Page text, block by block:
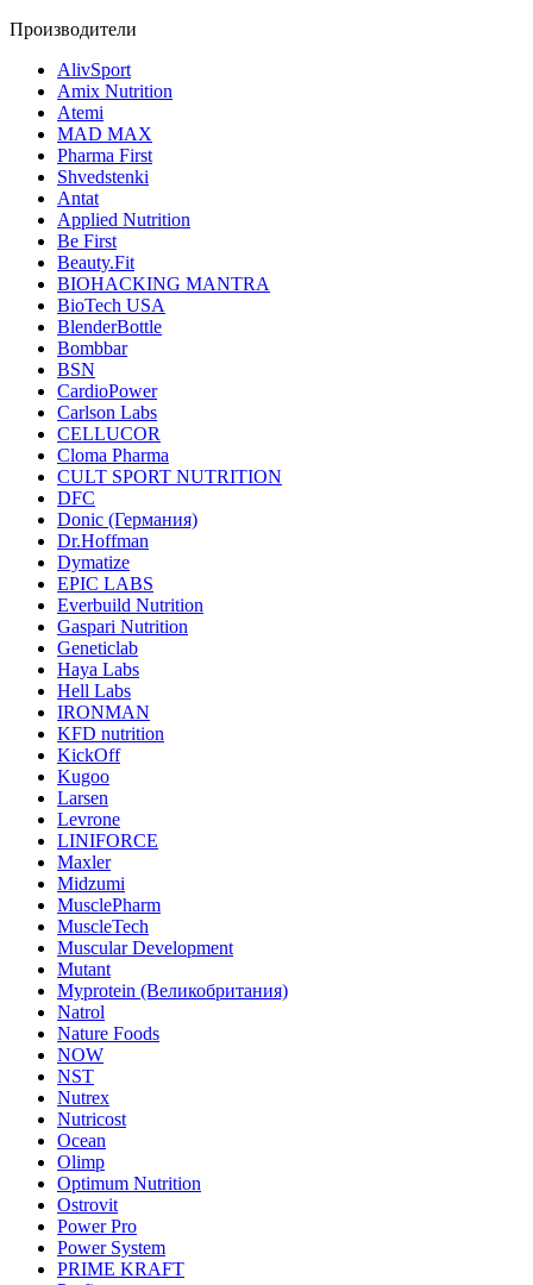
Производители
AlivSport
Amix Nutrition
Atemi
MAD MAX
Pharma First
Shvedstenki
Antat
Applied Nutrition
Be First
Beauty.Fit
BIOHACKING MANTRA
BioTech USA
BlenderBottle
Bombbar
BSN
CardioPower
Carlson Labs
CELLUCOR
Cloma Pharma
CULT SPORT NUTRITION
DFC
Donic (Германия)
Dr.Hoffman
Dymatize
EPIC LABS
Everbuild Nutrition
Gaspari Nutrition
Geneticlab
Haya Labs
Hell Labs
IRONMAN
KFD nutrition
KickOff
Kugoo
Larsen
Levrone
LINIFORCE
Maxler
Midzumi
MusclePharm
MuscleTech
Muscular Development
Mutant
Myprotein (Великобритания)
Natrol
Nature Foods
NOW
NST
Nutrex
Nutricost
Ocean
Olimp
Optimum Nutrition
Ostrovit
Power Pro
Power System
PRIME KRAFT